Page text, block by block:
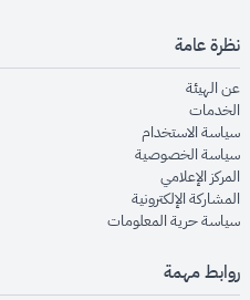
نظرة عامة
عن الهيئةopens in new window
الخدماتopens in new window
سياسة الاستخدام
سياسة الخصوصيةin new window
المركز الإعلاميopens in new window
المشاركة الإلكترونيةin new window
سياسة حرية المعلوماتin new window
روابط مهمة